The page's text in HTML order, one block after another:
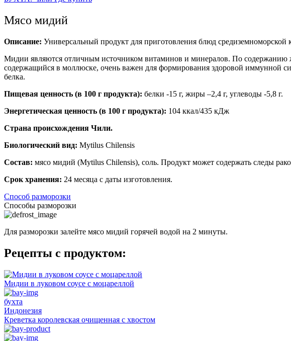
Мясо мидий
Описание: Универсальный продукт для приготовления блюд
Мидии являются отличным источником витаминов и минералов. По содержанию
содержащийся в моллюске, очень важен для формирования здоровой иммунной
белка.
Пищевая ценность (в 100 г продукта): белки -15 г, жиры –2,4 г, углеводы -5,8 г.
Энергетическая ценность (в 100 г продукта): 104 ккал/435 кДж
Страна происхождения Чили.
Биологический вид: Mytilus Chilensis
Состав: мясо мидий (Mytilus Chilensis), соль. Продукт может содержать следы
Срок хранения: 24 месяца с даты изготовления.
Способ разморозки
Способы разморозки
Для разморозки залейте мясо мидий горячей водой на 2 минуты.
Рецепты с продуктом:
Мидии в луковом соусе с моцареллой
бухта
Индонезия
Креветка королевская очищенная с хвостом